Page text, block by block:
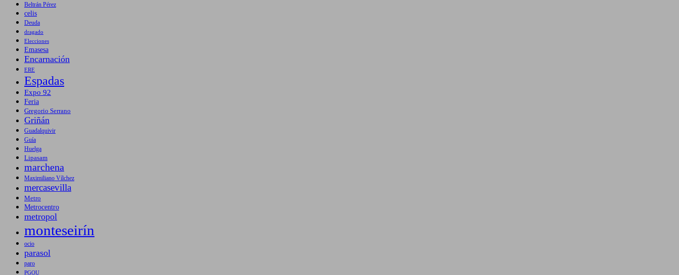
Beltrán Pérez
celis
Deuda
dragado
Elecciones
Emasesa
Encarnación
ERE
Espadas
Expo 92
Feria
Gregorio Serrano
Griñán
Guadalquivir
Guía
Huelga
Lipasam
marchena
Maximiliano Vílchez
mercasevilla
Metro
Metrocentro
metropol
monteseirín
ocio
parasol
paro
PGOU